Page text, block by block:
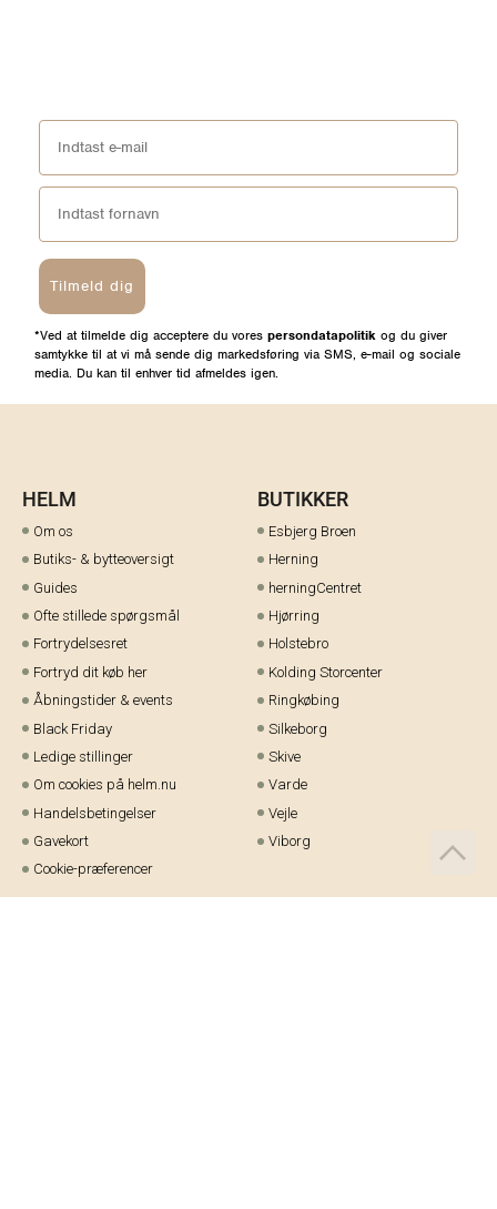
Tilmeld dig
*Ved at tilmelde dig acceptere du vores persondatapolitik og du giver
samtykke til at vi må sende dig markedsføring via SMS, e-mail og sociale
media. Du kan til enhver tid afmeldes igen.
HELM
Om os
Butiks- & bytteoversigt
Guides
Ofte stillede spørgsmål
Fortrydelsesret
Fortryd dit køb her
Åbningstider & events
Black Friday
Ledige stillinger
Om cookies på helm.nu
Handelsbetingelser
Gavekort
Cookie-præferencer
BUTIKKER
Esbjerg Broen
Herning
herningCentret
Hjørring
Holstebro
Kolding Storcenter
Ringkøbing
Silkeborg
Skive
Varde
Vejle
Viborg